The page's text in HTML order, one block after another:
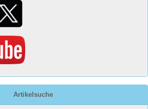
Artikelsuche